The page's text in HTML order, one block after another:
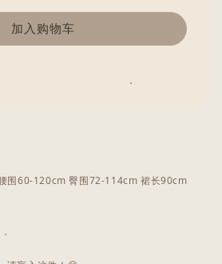
加入购物车
围60-120cm 臀围72-114cm 裙长90cm